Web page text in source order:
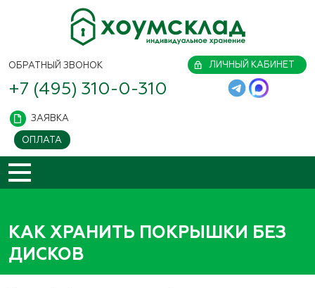
ОБРАТНЫЙ ЗВОНОК
+7 (495) 310-0-310
ЛИЧНЫЙ КАБИНЕТ
ЗАЯВКА
ОПЛАТА
КАК ХРАНИТЬ ПОКРЫШКИ БЕЗ
ДИСКОВ